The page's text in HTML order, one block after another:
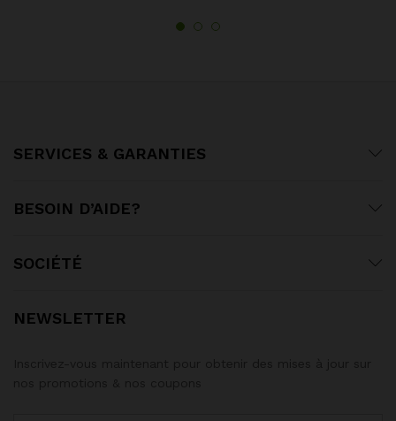
SERVICES & GARANTIES
BESOIN D’AIDE?
SOCIÉTÉ
NEWSLETTER